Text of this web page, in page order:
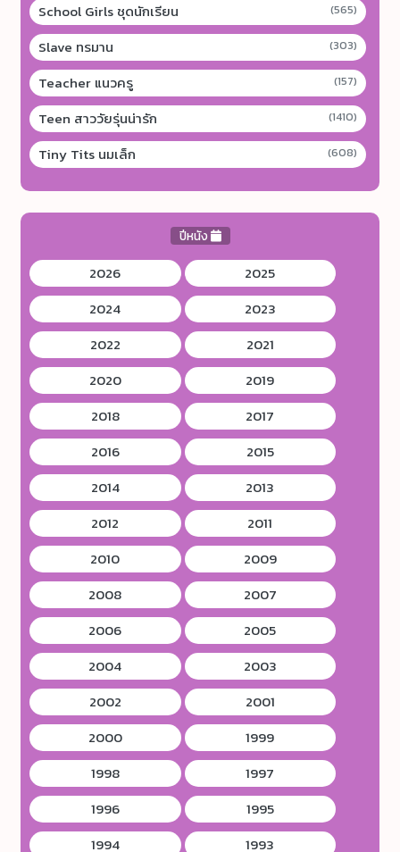
School Girls ชุดนักเรียน (565)
Slave ทรมาน (303)
Teacher แนวครู (157)
Teen สาววัยรุ่นน่ารัก (1410)
Tiny Tits นมเล็ก (608)
ปีหนัง
2026
2025
2024
2023
2022
2021
2020
2019
2018
2017
2016
2015
2014
2013
2012
2011
2010
2009
2008
2007
2006
2005
2004
2003
2002
2001
2000
1999
1998
1997
1996
1995
1994
1993